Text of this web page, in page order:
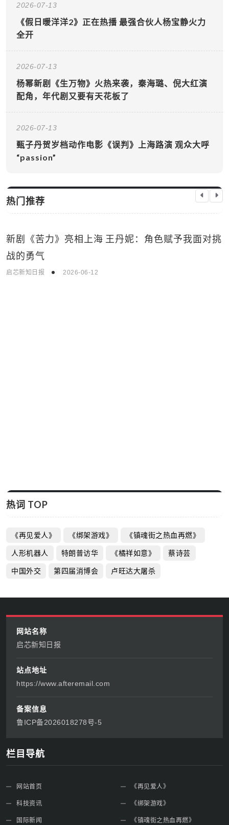
2026-07-13
《假日暖洋洋2》正在热播 最强合伙人杨宝静火力
全开
2026-07-13
杨幂新剧《生万物》火热来袭，秦海璐、倪大红演
配角，年代剧又要有天花板了
2026-07-13
甄子丹贺岁档动作电影《误判》上海路演 观众大呼
“passion”
热门推荐
生活娱乐
新剧《苦力》亮相上海 王丹妮：角色赋予我面对挑
战的勇气
启芯新知日报 2026-06-12
热词 TOP
《再见爱人》 《绑架游戏》 《镇魂街之热血再燃》
人形机器人 特朗普访华 《橘祥如意》 蔡诗芸
中国外交 第四届消博会 卢旺达大屠杀
网站名称
启芯新知日报
站点地址
https://www.afteremail.com
备案信息
鲁ICP备2026018278号-5
栏目导航
网站首页
科技资讯
国际新闻
《再见爱人》
《绑架游戏》
《镇魂街之热血再燃》